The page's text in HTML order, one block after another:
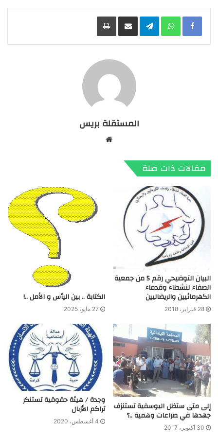
Facebook
WhatsApp
Telegramمشاركة عبر البريد طباعة
المستقلة بريس
مقالات ذات صلة
البيان التوضيحي رقم 5 من جمعية
الصفاء لنشطاء وقدماء
الكهرمائيين والريضاليين
28 فبراير، 2018
الكتابة .. بين اليأس و الأمل ..!
27 مايو، 2025
إلى متى ستظل اليوسفية تستنزف
جهدها في صراعات وهمية ..؟
30 أكتوبر، 2017
وجدة / هيئة حقوقية تستنكر
تراكم الأزبال
4 أغسطس، 2020